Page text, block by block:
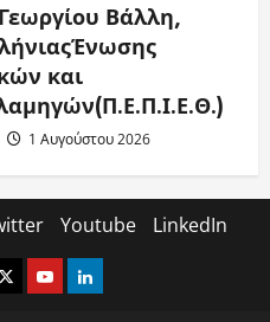
Βάλλη,
και
1 Αυγούστου 2026
Youtube LinkedIn
TwitterYoutubeLinkedIn